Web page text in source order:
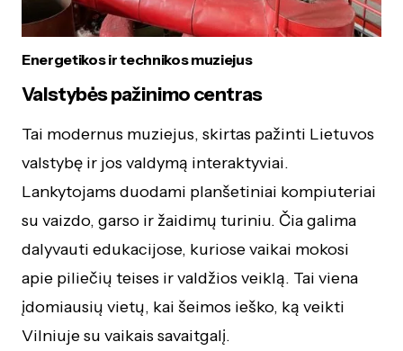
Energetikos ir technikos muziejus
Valstybės pažinimo centras
Tai modernus muziejus, skirtas pažinti Lietuvos
valstybę ir jos valdymą interaktyviai.
Lankytojams duodami planšetiniai kompiuteriai
su vaizdo, garso ir žaidimų turiniu. Čia galima
dalyvauti edukacijose, kuriose vaikai mokosi
apie piliečių teises ir valdžios veiklą. Tai viena
įdomiausių vietų, kai šeimos ieško, ką veikti
Vilniuje su vaikais savaitgalį.